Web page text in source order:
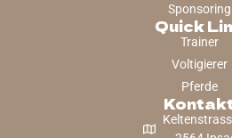
Sponsoring
Quick
Trainer
Voltigierer
Pferde